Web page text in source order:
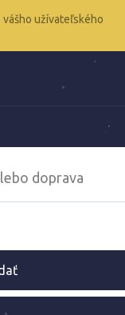
užívateľského